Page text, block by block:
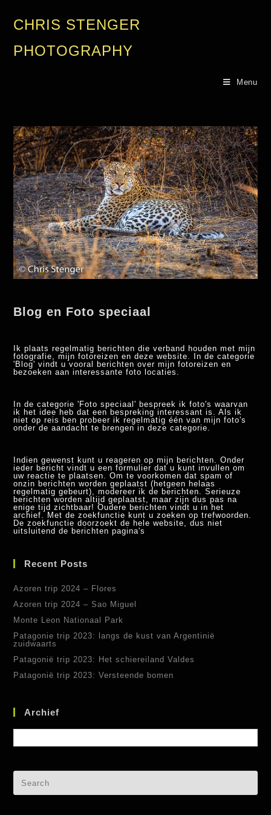
CHRIS STENGER
PHOTOGRAPHY
Menu
Blog en Foto speciaal
Ik plaats regelmatig berichten die verband houden met mijn
fotografie, mijn fotoreizen en deze website. In de categorie
'Blog' vindt u vooral berichten over mijn fotoreizen en
bezoeken aan interessante foto locaties.
In de categorie 'Foto speciaal' bespreek ik foto's waarvan
ik het idee heb dat een bespreking interessant is. Als ik
niet op reis ben probeer ik regelmatig één van mijn foto's
onder de aandacht te brengen in deze categorie.
Indien gewenst kunt u reageren op mijn berichten. Onder
ieder bericht vindt u een formulier dat u kunt invullen om
uw reactie te plaatsen. Om te voorkomen dat spam of
onzin berichten worden geplaatst (hetgeen helaas
regelmatig gebeurt), modereer ik de berichten. Serieuze
berichten worden altijd geplaatst, maar zijn dus pas na
enige tijd zichtbaar! Oudere berichten vindt u in het
archief. Met de zoekfunctie kunt u zoeken op trefwoorden.
De zoekfunctie doorzoekt de hele website, dus niet
uitsluitend de berichten pagina's
Recent Posts
Azoren trip 2024 – Flores
Azoren trip 2024 – Sao Miguel
Monte Leon Nationaal Park
Patagonie trip 2023: langs de kust van Argentinië
zuidwaarts
Patagonië trip 2023: Het schiereiland Valdes
Patagonië trip 2023: Versteende bomen
Archief
Archief